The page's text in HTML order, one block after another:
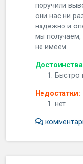
поручили
они нас ни
надежно и
мы получаем,
не имеем.
Быстро
Недостатки:
нет